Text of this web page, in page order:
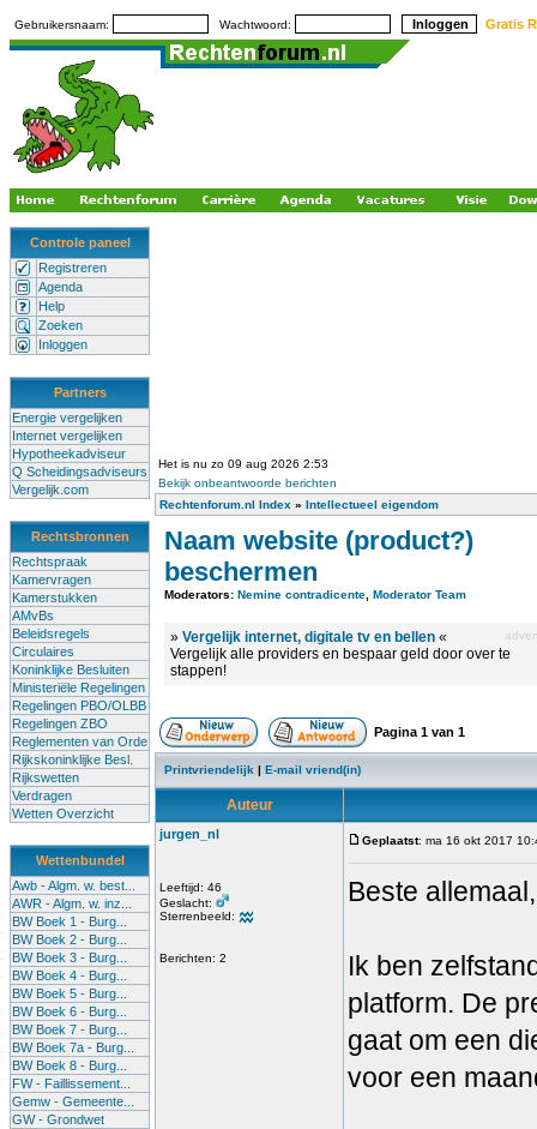
Gebruikersnaam: Wachtwoord: Gratis
Controle paneel
Registreren
Agenda
Help
Zoeken
Inloggen
Partners
Energie vergelijken
Internet vergelijken
Hypotheekadviseur
Q Scheidingsadviseurs
Vergelijk.com
Rechtsbronnen
Rechtspraak
Kamervragen
Kamerstukken
AMvBs
Beleidsregels
Circulaires
Koninklijke Besluiten
Ministeriële Regelingen
Regelingen PBO/OLBB
Regelingen ZBO
Reglementen van Orde
Rijkskoninklijke Besl.
Rijkswetten
Verdragen
Wetten Overzicht
Wettenbundel
Awb - Algm. w. best...
AWR - Algm. w. inz...
BW Boek 1 - Burg...
BW Boek 2 - Burg...
BW Boek 3 - Burg...
BW Boek 4 - Burg...
BW Boek 5 - Burg...
BW Boek 6 - Burg...
BW Boek 7 - Burg...
BW Boek 7a - Burg...
BW Boek 8 - Burg...
FW - Faillissement...
Gemw - Gemeente...
GW - Grondwet
Het is nu zo 09 aug 2026 2:53
Bekijk onbeantwoorde berichten
Rechtenforum.nl Index » Intellectueel eigendom
Naam website (product?)
beschermen
Moderators: Nemine contradicente Moderator Team
» Vergelijk internet, digitale tv en bellen «
Vergelijk alle providers en bespaar geld door over te
stappen!
Pagina 1 van 1
Printvriendelijk | E-mail vriend(in)
Auteur
jurgen_nl
Leeftijd: 46
Geslacht:
Sterrenbeeld:
Berichten: 2
Geplaatst: ma 16 okt 2017
Beste allemaal,
Ik ben
platform. De
gaat om een
voor een